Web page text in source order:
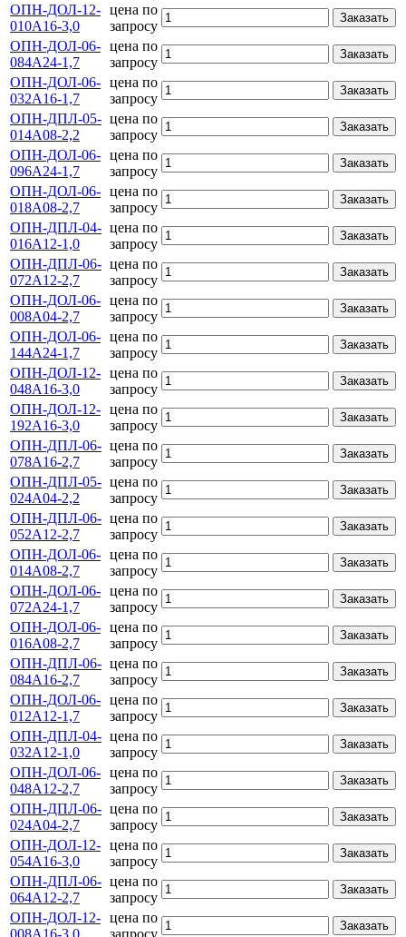
ОПН-ДОЛ-12-
010А16-3,0
цена по
запросу
Заказать
ОПН-ДОЛ-06-
084А24-1,7
цена по
запросу
Заказать
ОПН-ДОЛ-06-
032А16-1,7
цена по
запросу
Заказать
ОПН-ДПЛ-05-
014А08-2,2
цена по
запросу
Заказать
ОПН-ДОЛ-06-
096А24-1,7
цена по
запросу
Заказать
ОПН-ДОЛ-06-
018А08-2,7
цена по
запросу
Заказать
ОПН-ДПЛ-04-
016А12-1,0
цена по
запросу
Заказать
ОПН-ДПЛ-06-
072А12-2,7
цена по
запросу
Заказать
ОПН-ДОЛ-06-
008А04-2,7
цена по
запросу
Заказать
ОПН-ДОЛ-06-
144А24-1,7
цена по
запросу
Заказать
ОПН-ДОЛ-12-
048А16-3,0
цена по
запросу
Заказать
ОПН-ДОЛ-12-
192А16-3,0
цена по
запросу
Заказать
ОПН-ДПЛ-06-
078А16-2,7
цена по
запросу
Заказать
ОПН-ДПЛ-05-
024А04-2,2
цена по
запросу
Заказать
ОПН-ДПЛ-06-
052А12-2,7
цена по
запросу
Заказать
ОПН-ДОЛ-06-
014А08-2,7
цена по
запросу
Заказать
ОПН-ДОЛ-06-
072А24-1,7
цена по
запросу
Заказать
ОПН-ДОЛ-06-
016А08-2,7
цена по
запросу
Заказать
ОПН-ДПЛ-06-
084А16-2,7
цена по
запросу
Заказать
ОПН-ДОЛ-06-
012А12-1,7
цена по
запросу
Заказать
ОПН-ДПЛ-04-
032А12-1,0
цена по
запросу
Заказать
ОПН-ДОЛ-06-
048А12-2,7
цена по
запросу
Заказать
ОПН-ДПЛ-06-
024А04-2,7
цена по
запросу
Заказать
ОПН-ДОЛ-12-
054А16-3,0
цена по
запросу
Заказать
ОПН-ДПЛ-06-
064А12-2,7
цена по
запросу
Заказать
ОПН-ДОЛ-12-
008А16-3,0
цена по
запросу
Заказать